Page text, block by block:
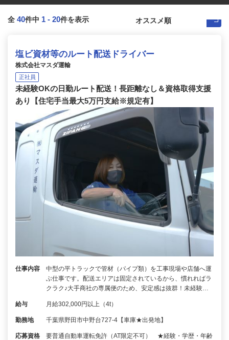
全 40件中 1 - 20件を表示
塩ビ資材等のルート配送ドライバー
株式会社マスダ運輸
正社員
未経験OKの日勤ルート配送！長距離なし＆資格取得支援
あり【住宅手当最大5万円支給※規定有】
仕事内容
中型の平トラックで管材（パイプ類）を工事現場や店舗へ運
ぶ仕事です。配送エリアは固定されているから、慣れればラ
クラク♪大手商社の専属便のため、安定感は抜群！未経験…
給与 月給302,000円以上（4t）
勤務地 千葉県野田市中野台727-4【車庫★出発地】
応募資格
要普通自動車運転免許（AT限定不可） ★経験・学歴・年齢